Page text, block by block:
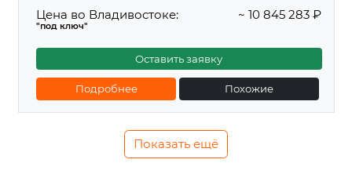
Цена во Владивостоке:
"под ключ"
~ 10 845 283 ₽
Оставить заявку
Подробнее Похожие
Показать ещё